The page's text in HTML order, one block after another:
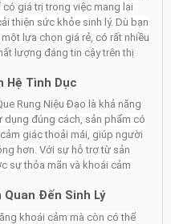
giá trị trong việc mang lại
thiện sức khỏe sinh lý. Dù bạn
lựa chọn giá rẻ, có rất nhiều
lượng đáng tin cậy trên thị
Hệ Tình Dục
Rung Niệu Đạo là khả năng
dụng đúng cách, sản phẩm có
giác thoải mái, giúp người
hơn. Với sự hỗ trợ từ sản
sự thỏa mãn và khoái cảm
Quan Đến Sinh Lý
khoái cảm mà còn có thể